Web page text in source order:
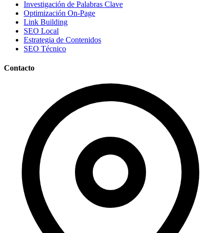
Investigación de Palabras Clave
Optimización On-Page
Link Building
SEO Local
Estrategia de Contenidos
SEO Técnico
Contacto